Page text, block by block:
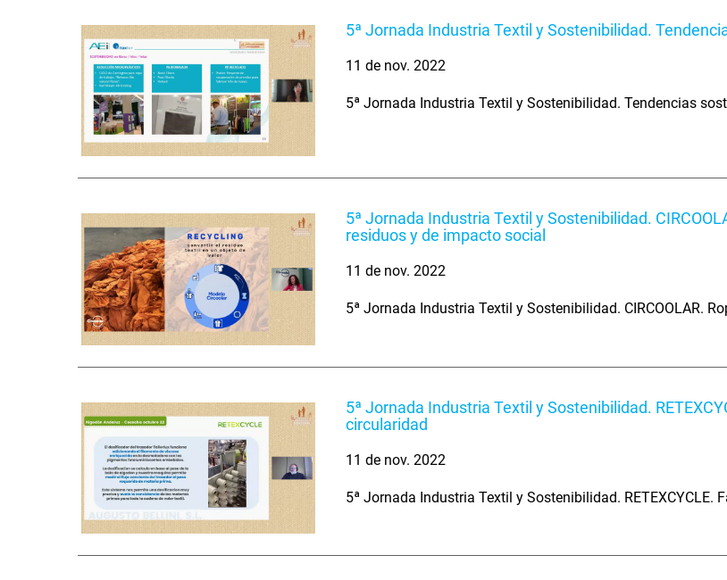
5ª Jornada Industria Textil y Sostenibilidad.
11 de nov. 2022
5ª Jornada Industria Textil y Sostenibilidad. Tendencias
5ª Jornada Industria Textil y Sostenibilidad.
residuos y de impacto social
11 de nov. 2022
5ª Jornada Industria Textil y Sostenibilidad. CIRCOOLAR.
5ª Jornada Industria Textil y Sostenibilidad.
circularidad
11 de nov. 2022
5ª Jornada Industria Textil y Sostenibilidad.